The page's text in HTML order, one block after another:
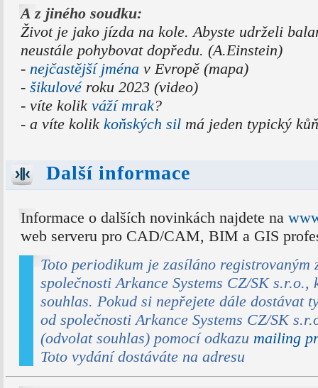
A z jiného soudku:
Život je jako jízda na kole. Abyste udrželi
neustále pohybovat dopředu. (A.Einstein)
- nejčastější jména v Evropě (mapa)
- šikulovéroku 2023 (video)
- víte kolik váží mrak?
- a víte kolik koňských silmá jeden typický
Další informace
Informace o dalších novinkách najdete na
web serveru pro CAD/CAM, BIM a GIS
Toto periodikum je zasíláno registrovaným
společnosti Arkance Systems CZ/SK
souhlas. Pokud si nepřejete dále dostávat
od společnosti Arkance Systems CZ/SK
(odvolat souhlas) pomocí odkazu mailing
Toto vydání dostáváte na adresu